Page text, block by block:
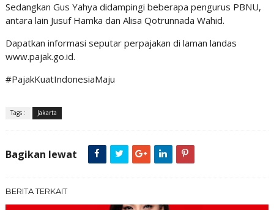
Sedangkan Gus Yahya didampingi beberapa pengurus PBNU,
antara lain Jusuf Hamka dan Alisa Qotrunnada Wahid.
Dapatkan informasi seputar perpajakan di laman landas
www.pajak.go.id.
#PajakKuatIndonesiaMaju
Tags : Jakarta
Bagikan lewat
BERITA TERKAIT